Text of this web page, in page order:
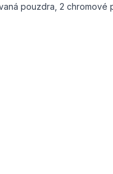
pouzdra, 2 chromové